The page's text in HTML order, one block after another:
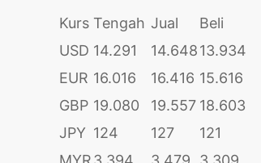
Kurs Tengah Jual
Beli
USD 14.291 14.64813.934
EUR 16.016 16.416 15.616
GBP 19.080 19.557 18.603
JPY 124 127
121